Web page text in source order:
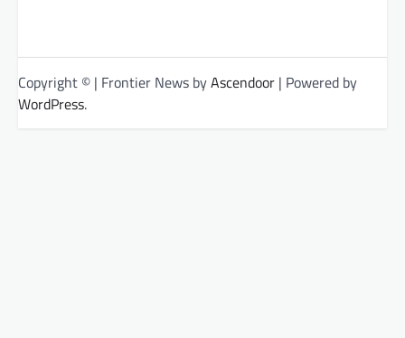
Copyright © | Frontier News byAscendoor | Powered by
WordPress.